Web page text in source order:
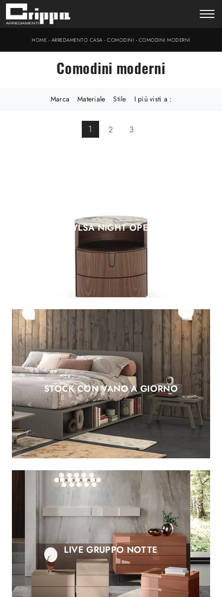
HOME - ARREDAMENTO CASA -COMODINI - COMODINI MODERNI
Comodini moderni
Marca Materiale Stile I più visti a :
1 2 3
TYLSA NIGHT OPEN
STOCK CON VANO A GIORNO
LIVE GRUPPO NOTTE